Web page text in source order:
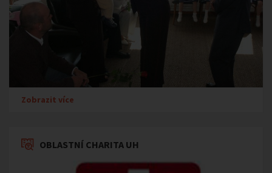
Zobrazit více
OBLASTNÍ CHARITA UH